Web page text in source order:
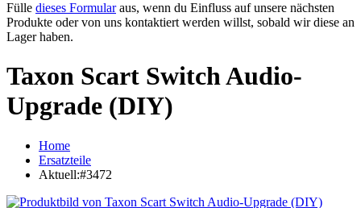
Fülle dieses Formularaus, wenn du Einfluss auf unsere nächsten
Produkte oder von uns kontaktiert werden willst, sobald wir diese an
Lager haben.
Taxon Scart Switch Audio-
Upgrade (DIY)
Home
Ersatzteile
Aktuell:#3472